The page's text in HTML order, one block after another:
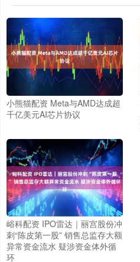
小熊猫配资 Meta与AMD达成超
千亿美元AI芯片协议
峪科配资 IPO雷达｜丽宫股份冲
刺“陈皮第一股” 销售总监存大额
异常资金流水 疑涉资金体外循
环